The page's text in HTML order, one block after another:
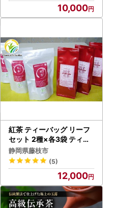
10,000
紅茶 ティーバッグ リーフ
セット 2種×各3袋 ティー
バッグ
静岡県藤枝市
(5)
12,000